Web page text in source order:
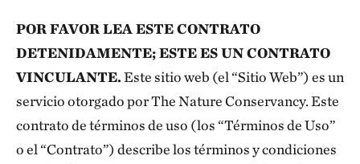
POR FAVOR LEA ESTE CONTRATO
DETENIDAMENTE; ESTE ES UN CONTRATO
VINCULANTE.Este sitio web (el “Sitio Web”) es un
servicio otorgado por The Nature Conservancy. Este
contrato de términos de uso (los “Términos de Uso”
o el “Contrato”) describe los términos y condiciones